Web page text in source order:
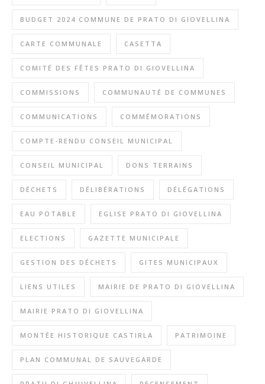
BUDGET 2024 COMMUNE DE PRATO DI GIOVELLINA
CARTE COMMUNALE CASETTA
COMITÉ DES FÊTES PRATO DI GIOVELLINA
COMMISSIONS COMMUNAUTÉ DE COMMUNES
COMMUNICATIONS COMMÉMORATIONS
COMPTE-RENDU CONSEIL MUNICIPAL
CONSEIL MUNICIPAL DONS TERRAINS
DÉCHETS DÉLIBÉRATIONS DÉLÉGATIONS
EAU POTABLE EGLISE PRATO DI GIOVELLINA
ELECTIONS GAZETTE MUNICIPALE
GESTION DES DÉCHETS GITES MUNICIPAUX
LIENS UTILES MAIRIE DE PRATO DI GIOVELLINA
MAIRIE PRATO DI GIOVELLINA
MONTÉE HISTORIQUE CASTIRLA PATRIMOINE
PLAN COMMUNAL DE SAUVEGARDE